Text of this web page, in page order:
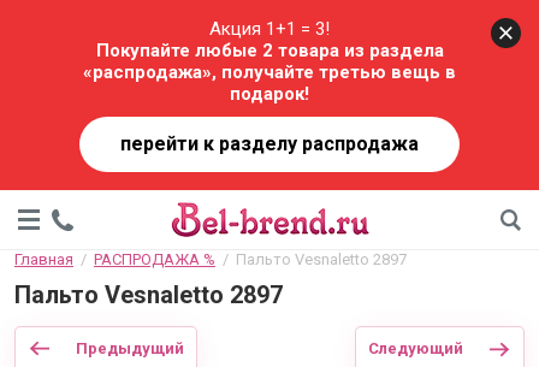
Акция 1+1 = 3!
Покупайте любые 2 товара из раздела
«распродажа», получайте третью вещь в
подарок!
перейти к разделу распродажа
Главная
  /
РАСПРОДАЖА %
  /  Пальто Vesnaletto 2897
Пальто Vesnaletto 2897
Предыдущий Следующий